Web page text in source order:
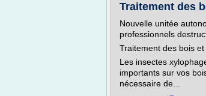
Traitement des
Nouvelle unitée
professionnels
Traitement des bois
Les insectes
importants sur vos
nécessaire de...